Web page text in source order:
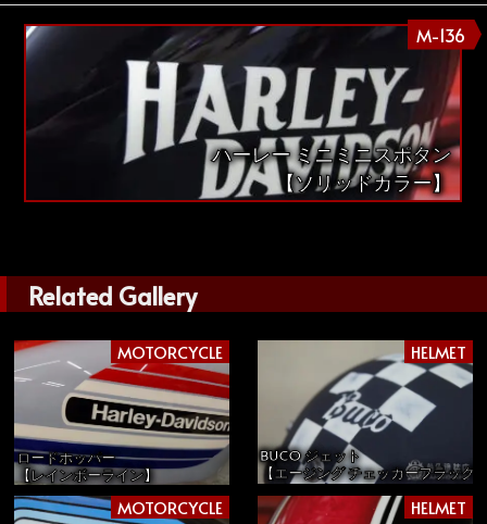
M-136
ハーレー ミニミニスポタン
【ソリッドカラー】
Related Gallery
MOTORCYCLE
ロードホッパー
【レインボーライン】
HELMET
BUCO ジェット
【エージング チェッカーフラッグ
MOTORCYCLE HELMET